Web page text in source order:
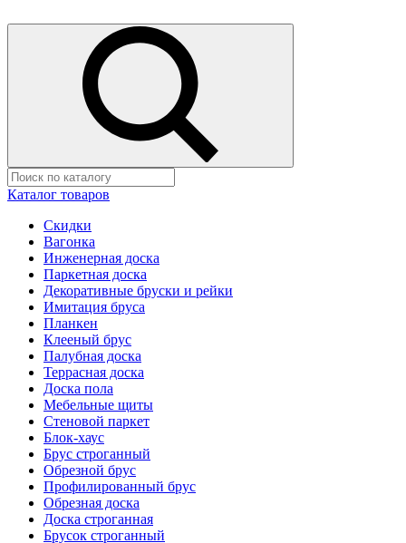
Каталог товаров
Скидки
Вагонка
Инженерная доска
Паркетная доска
Декоративные бруски и рейки
Имитация бруса
Планкен
Клееный брус
Палубная доска
Террасная доска
Доска пола
Мебельные щиты
Стеновой паркет
Блок-хаус
Брус строганный
Обрезной брус
Профилированный брус
Обрезная доска
Доска строганная
Брусок строганный